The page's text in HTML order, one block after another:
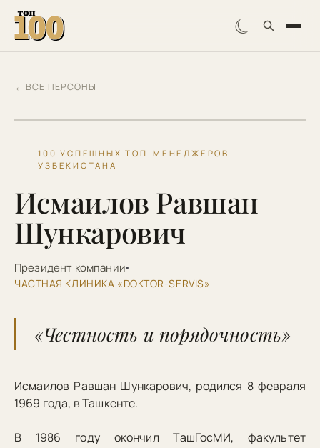
☾
← ВСЕ ПЕРСОНЫ
ИР
100 УСПЕШНЫХ ТОП-МЕНЕДЖЕРОВ
УЗБЕКИСТАНА
Исмаилов Равшан
Шункарович
Президент компании
ЧАСТНАЯ КЛИНИКА «DOKTOR-SERVIS»
«Честность и порядочность»
Исмаилов Равшан Шункарович, родился 8 февраля
1969 года, в Ташкенте.
В 1986 году окончил ТашГосМИ, факультет